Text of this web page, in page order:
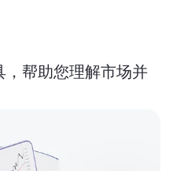
帮助您理解市场并